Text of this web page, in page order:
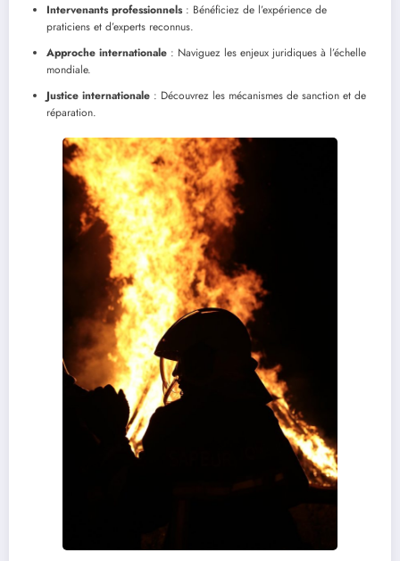
Intervenants professionnels: Bénéficiez de l’expérience de
praticiens et d’experts reconnus.
Approche internationale : Naviguez les enjeux juridiques à l’échelle
mondiale.
Justice internationale : Découvrez les mécanismes de sanction et de
réparation.